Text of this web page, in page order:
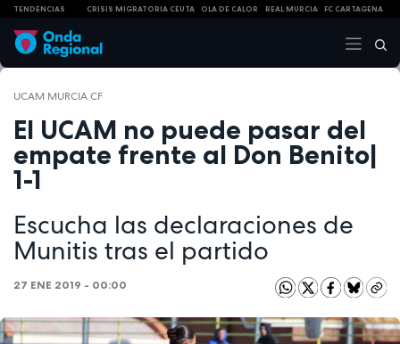
TENDENCIAS CRISIS MIGRATORIA CEUTA OLA DE CALOR REAL MURCIA FC CARTAGENA
UCAM MURCIA CF
El UCAM no puede pasar del
empate frente al Don Benito|
1-1
Escucha las declaraciones de
Munitis tras el partido
27 ENE 2019 - 00:00